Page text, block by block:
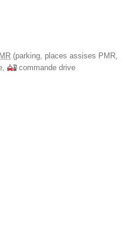
(parking, places assises PMR,
, commande drive